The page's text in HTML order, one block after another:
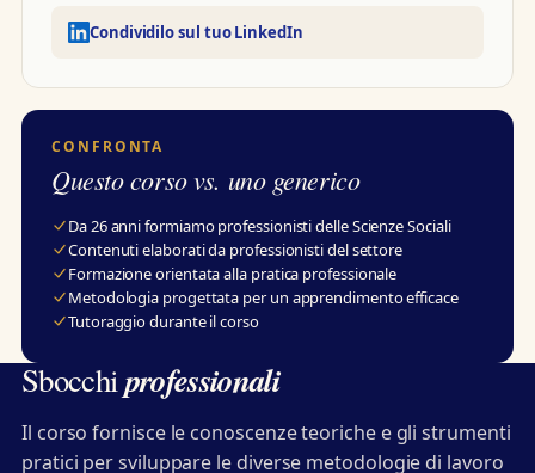
Condividilo sul tuo LinkedIn
CONFRONTA
Questo corso vs. uno generico
Da 26 anni formiamo professionisti delle Scienze Sociali
Contenuti elaborati da professionisti del settore
Formazione orientata alla pratica professionale
Metodologia progettata per un apprendimento efficace
Tutoraggio durante il corso
Sbocchiprofessionali
Il corso fornisce le conoscenze teoriche e gli strumenti
pratici per sviluppare le diverse metodologie di lavoro